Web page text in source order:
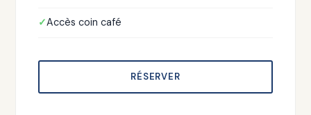
Accès coin café
RÉSERVER